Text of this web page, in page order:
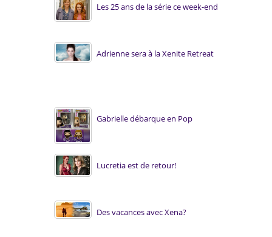
Les 25 ans de la série ce week-end
Adrienne sera à la Xenite Retreat
Gabrielle débarque en Pop
Lucretia est de retour!
Des vacances avec Xena?